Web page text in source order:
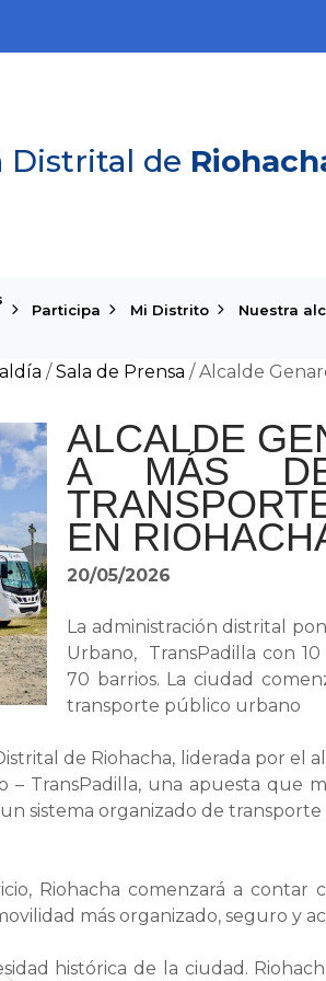
Distrital de
Participa Mi Distrito Nuestra
/Sala de Prensa /Alcalde
ALCALDE
A MÁS
EN
20/05/2026
La administración distrital
Urbano, TransPadilla con
70 barrios. La ciudad
transporte público urbano
de Riohacha, liderada por
– TransPadilla, una apuesta que
sistema organizado de
Riohacha comenzará a contar
más organizado, seguro y
histórica de la ciudad.